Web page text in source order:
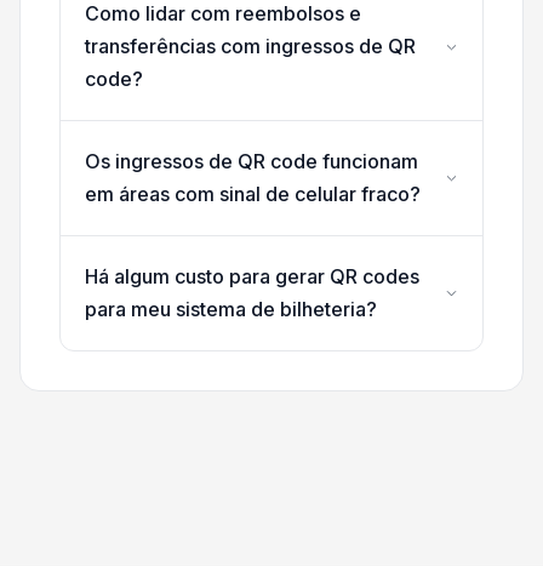
Como lidar com reembolsos e
transferências com ingressos de QR
code?
Os ingressos de QR code funcionam
em áreas com sinal de celular fraco?
Há algum custo para gerar QR codes
para meu sistema de bilheteria?